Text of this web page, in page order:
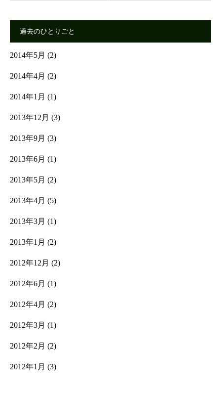
過去のひとりごと
2014年5月 (2)
2014年4月 (2)
2014年1月 (1)
2013年12月 (3)
2013年9月 (3)
2013年6月 (1)
2013年5月 (2)
2013年4月 (5)
2013年3月 (1)
2013年1月 (2)
2012年12月 (2)
2012年6月 (1)
2012年4月 (2)
2012年3月 (1)
2012年2月 (2)
2012年1月 (3)